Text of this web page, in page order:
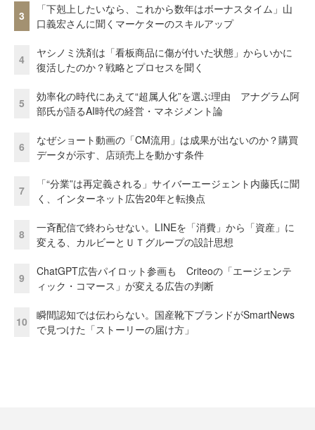
3
「下剋上したいなら、これから数年はボーナスタイム」山
口義宏さんに聞くマーケターのスキルアップ
4
ヤシノミ洗剤は「看板商品に傷が付いた状態」からいかに
復活したのか？戦略とプロセスを聞く
5
効率化の時代にあえて“超属人化”を選ぶ理由 アナグラム阿
部氏が語るAI時代の経営・マネジメント論
6
なぜショート動画の「CM流用」は成果が出ないのか？購買
データが示す、店頭売上を動かす条件
7
「“分業”は再定義される」サイバーエージェント内藤氏に聞
く、インターネット広告20年と転換点
8
一斉配信で終わらせない。LINEを「消費」から「資産」に
変える、カルビーとＵＴグループの設計思想
9
ChatGPT広告パイロット参画も Criteoの「エージェンテ
ィック・コマース」が変える広告の判断
10
瞬間認知では伝わらない。国産靴下ブランドがSmartNews
で見つけた「ストーリーの届け方」